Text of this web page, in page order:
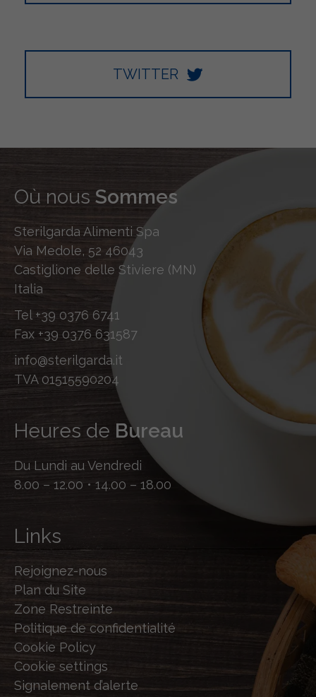
TWITTER
Où nous Sommes
Sterilgarda Alimenti Spa
Via Medole, 52 46043
Castiglione delle Stiviere (MN)
Italia
Tel +39 0376 6741
Fax +39 0376 631587
info@sterilgarda.it
TVA 01515590204
Heures de Bureau
Du Lundi au Vendredi
8.00 – 12.00 • 14.00 – 18.00
Links
Rejoignez-nous
Plan du Site
Zone Restreinte
Politique de confidentialité
Cookie Policy
Cookie settings
Signalement d’alerte